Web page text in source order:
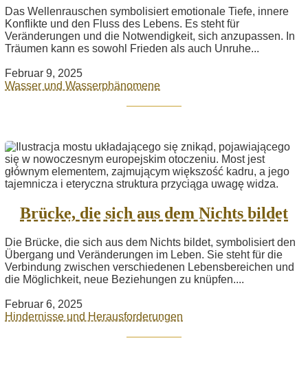
Das Wellenrauschen symbolisiert emotionale Tiefe, innere
Konflikte und den Fluss des Lebens. Es steht für
Veränderungen und die Notwendigkeit, sich anzupassen. In
Träumen kann es sowohl Frieden als auch Unruhe...
Februar 9, 2025
Wasser und Wasserphänomene
Brücke, die sich aus dem Nichts bildet
Die Brücke, die sich aus dem Nichts bildet, symbolisiert den
Übergang und Veränderungen im Leben. Sie steht für die
Verbindung zwischen verschiedenen Lebensbereichen und
die Möglichkeit, neue Beziehungen zu knüpfen....
Februar 6, 2025
Hindernisse und Herausforderungen